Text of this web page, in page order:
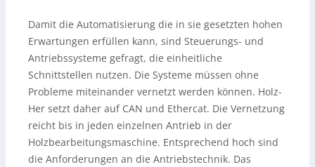
Damit die Automatisierung die in sie gesetzten hohen
Erwartungen erfüllen kann, sind Steuerungs- und
Antriebssysteme gefragt, die einheitliche
Schnittstellen nutzen. Die Systeme müssen ohne
Probleme miteinander vernetzt werden können. Holz-
Her setzt daher auf CAN und Ethercat. Die Vernetzung
reicht bis in jeden einzelnen Antrieb in der
Holzbearbeitungsmaschine. Entsprechend hoch sind
die Anforderungen an die Antriebstechnik. Das